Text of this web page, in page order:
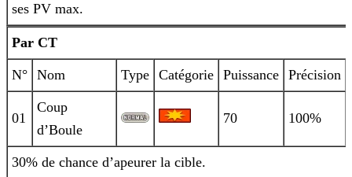
ses PV max.
Par CT
N° Nom Type Catégorie Puissance Précision
01
Coup
d’Boule
70 100%
30% de chance d’apeurer la cible.